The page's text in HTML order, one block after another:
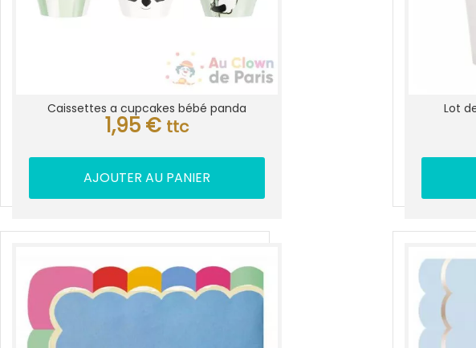
Caissettes a cupcakes bébé panda
1,95 € ttc
AJOUTER AU PANIER
Lot